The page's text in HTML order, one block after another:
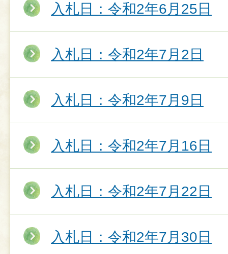
入札日：令和2年6月25日
入札日：令和2年7月2日
入札日：令和2年7月9日
入札日：令和2年7月16日
入札日：令和2年7月22日
入札日：令和2年7月30日